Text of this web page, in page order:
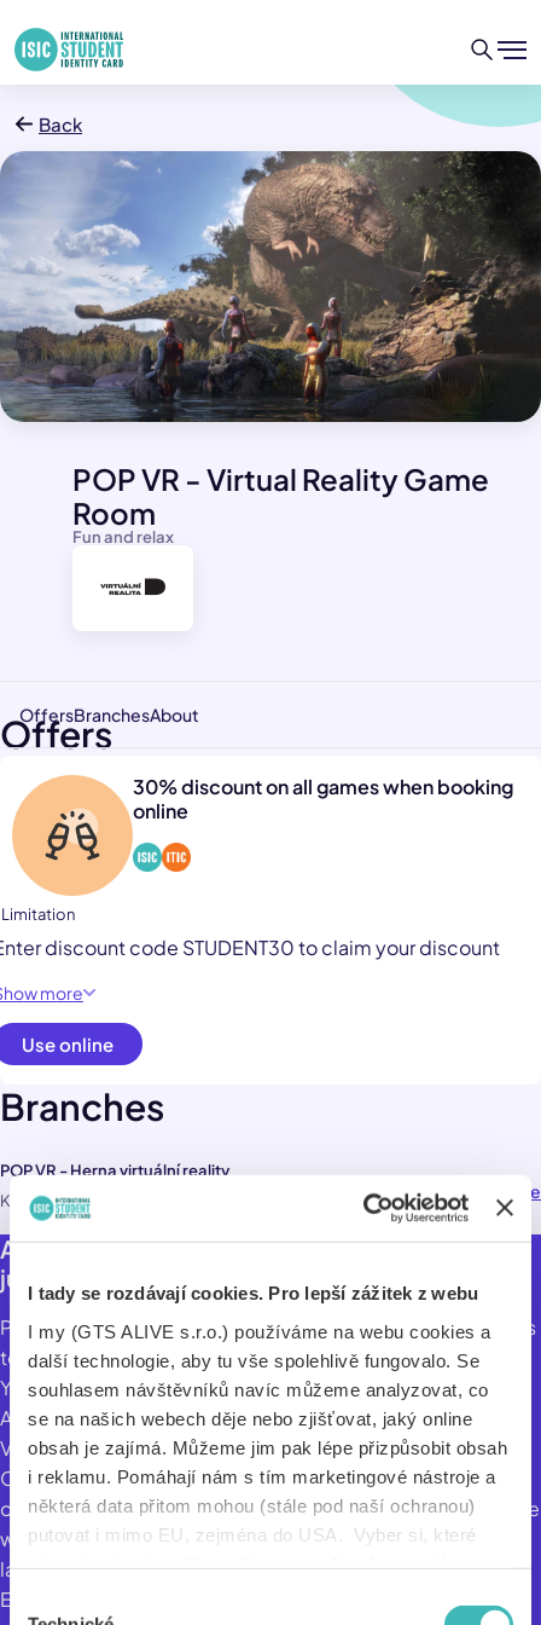
I tady se rozdávají cookies. Pro lepší zážitek z webu
I my (GTS ALIVE s.r.o.) používáme na webu cookies a
další technologie, aby tu vše spolehlivě fungovalo. Se
souhlasem návštěvníků navíc můžeme analyzovat, co
se na našich webech děje nebo zjišťovat, jaký online
obsah je zajímá. Můžeme jim pak lépe přizpůsobit obsah
i reklamu. Pomáhají nám s tím marketingové nástroje a
některá data přitom mohou (stále pod naší ochranou)
putovat i mimo EU, zejména do USA. Vyber si, které
Výběr
Back
Fun and relax
POP VR - Virtual Reality Game
Room
OffersBranchesAbout
Offers
30% discount on all games when booking
online
Limitation
discount code STUDENT30 to claim your discount
more
Use online
Branches
POP VR - Herna virtuální reality
Ke Kopanině 421 , Tuchoměřice 25267
86,8 km Navigate
Are you a student? Get 30% off VR games -
just book in advance!
POP VR - Virtual Reality Game Room is where reality ceases
to exist.
You can find it in the Dinosauria Museum Prague in the POP
Airport area, within 15 minutes by direct bus from Nádraží
Veleslavín!
Our arena is equipped with cutting-edge technology
offering thrilling VR experiences that will immerse you in the
world of dinosaurs, zombie apocalypse or mysterious
laboratories.
Each game lasts approximately 30 minutes and is